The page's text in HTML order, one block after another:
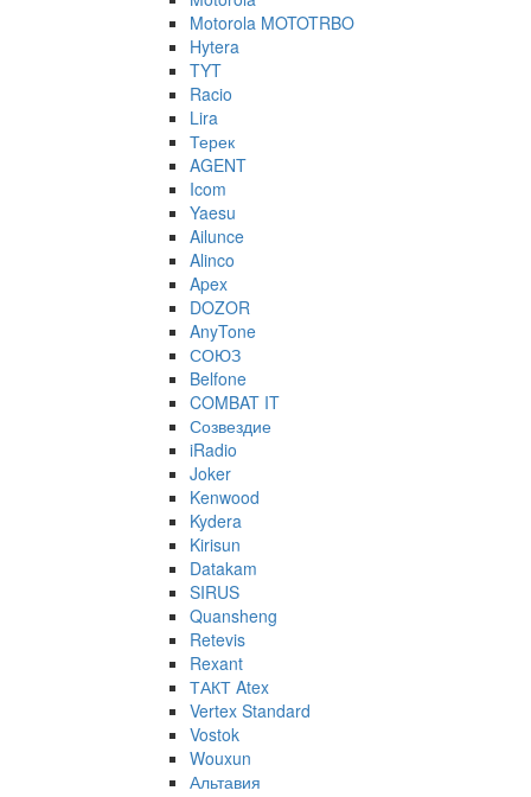
Motorola MOTOTRBO
Hytera
TYT
Racio
Lira
Терек
AGENT
Icom
Yaesu
Ailunce
Alinco
Apex
DOZOR
AnyTone
СОЮЗ
Belfone
COMBAT IT
Созвездие
iRadio
Joker
Kenwood
Kydera
Kirisun
Datakam
SIRUS
Quansheng
Retevis
Rexant
ТАКТ Atex
Vertex Standard
Vostok
Wouxun
Альтавия